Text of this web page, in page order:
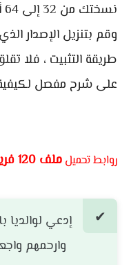
وقم بتنزيل الإصدار
طريقة التثبيت ، فلا
على شرح مفصل لكيفية
روابط تحميل ملف 120 فريم ببجي التحديث الجديد
إدعي لوالديا
وارحمهم